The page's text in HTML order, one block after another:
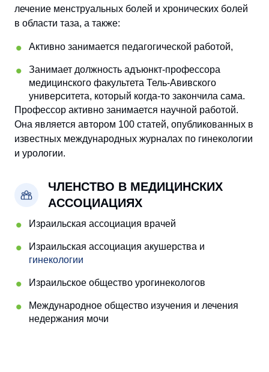
лечение менструальных болей и хронических болей
в области таза, а также:
Активно занимается педагогической работой,
Занимает должность адъюнкт-профессора
медицинского факультета Тель-Авивского
университета, который когда-то закончила сама.
Профессор активно занимается научной работой.
Она является автором 100 статей, опубликованных в
известных международных журналах по гинекологии
и урологии.
ЧЛЕНСТВО В МЕДИЦИНСКИХ
АССОЦИАЦИЯХ
Израильская ассоциация врачей
Израильская ассоциация акушерства и
гинекологии
Израильское общество урогинекологов
Международное общество изучения и лечения
недержания мочи